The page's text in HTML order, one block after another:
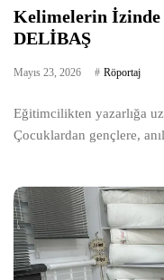
Kelimelerin
DELİBAŞ
Mayıs 23, 2026 Röportaj
Eğitimcilikten yazarlığa
Çocuklardan gençlere,